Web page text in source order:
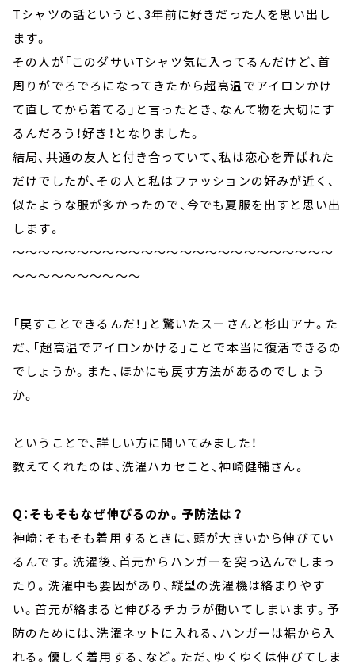
Tシャツの話というと、3年前に好きだった人を思い出し
ます。
その人が「このダサいTシャツ気に入ってるんだけど、首
周りがでろでろになってきたから超高温でアイロンかけ
て直してから着てる」と言ったとき、なんて物を大切にす
るんだろう！好き！となりました。
結局、共通の友人と付き合っていて、私は恋心を弄ばれた
だけでしたが、その人と私はファッションの好みが近く、
似たような服が多かったので、今でも夏服を出すと思い出
します。
～～～～～～～～～～～～～～～～～～～～～～～～～
～～～～～～～～～～
「戻すことできるんだ！」と驚いたスーさんと杉山アナ。た
だ、「超高温でアイロンかける」ことで本当に復活できるの
でしょうか。また、ほかにも戻す方法があるのでしょう
か。
ということで、詳しい方に聞いてみました！
教えてくれたのは、洗濯ハカセこと、神崎健輔さん。
Q：そもそもなぜ伸びるのか。予防法は？
神崎：そもそも着用するときに、頭が大きいから伸びてい
るんです。洗濯後、首元からハンガーを突っ込んでしまっ
たり。洗濯中も要因があり、縦型の洗濯機は絡まりやす
い。首元が絡まると伸びるチカラが働いてしまいます。予
防のためには、洗濯ネットに入れる、ハンガーは裾から入
れる。優しく着用する、など。ただ、ゆくゆくは伸びてしま